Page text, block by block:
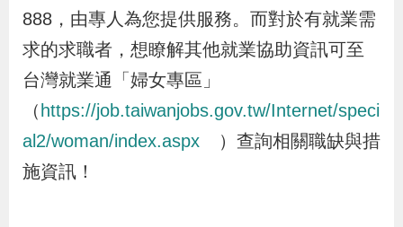
檢
舉
貪
瀆
通
888，由專人為您提供服務。而對於有就業需
求的求職者，想瞭解其他就業協助資訊可至
台灣就業通「婦女專區」
（ https://job.taiwanjobs.gov.tw/Internet/speci
al2/woman/index.aspx
）查詢相關職缺與措
施資訊！